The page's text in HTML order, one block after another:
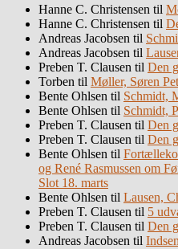
Hanne C. Christensen til
Hanne C. Christensen til
Andreas Jacobsen til
Andreas Jacobsen til
Preben T. Clausen til Den
Torben til Møller, Søren
Bente Ohlsen til Schmidt,
Bente Ohlsen til Schmidt,
Preben T. Clausen til Den
Preben T. Clausen til Den
Bente Ohlsen til
og René Rasmussen om
Slot 18. marts
Bente Ohlsen til Lausen,
Preben T. Clausen til 5
Preben T. Clausen til Den
Andreas Jacobsen til